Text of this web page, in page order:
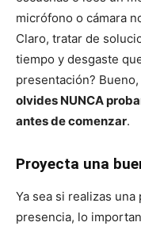
micrófono o cámara
Claro, tratar de
tiempo y desgaste
presentación?
olvides NUNCA
antes de comenzar.
Proyecta una
Ya sea si realizas
presencia, lo